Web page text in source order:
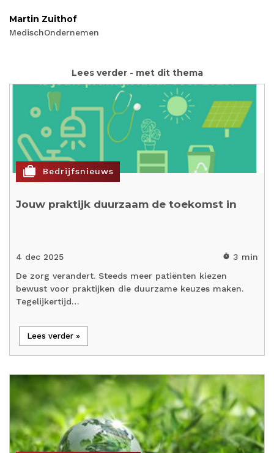
Martin Zuithof
MedischOndernemen
Lees verder - met dit thema
cases Bedrijfsnieuws
Jouw praktijk duurzaam de toekomst in
4 dec 2025 timer 3 min
De zorg verandert. Steeds meer patiënten kiezen
bewust voor praktijken die duurzame keuzes maken.
Tegelijkertijd…
Lees verder »